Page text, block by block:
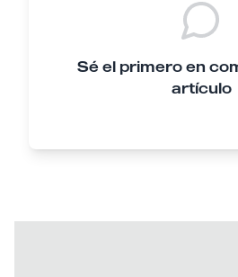
Sé el primero en
artículo